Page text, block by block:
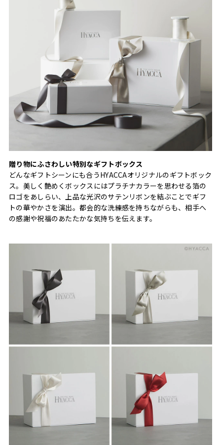
贈り物にふさわしい特別なギフトボックス
どんなギフトシーンにも合うHYACCAオリジナルのギフトボック
ス。美しく艶めくボックスにはプラチナカラーを思わせる箔の
ロゴをあしらい、上品な光沢のサテンリボンを結ぶことでギフ
トの華やかさを演出。都会的な洗練感を持ちながらも、相手へ
の感謝や祝福のあたたかな気持ちを伝えます。